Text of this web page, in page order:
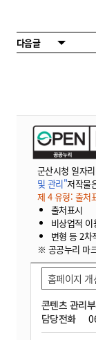
다음글
군산시청 일자
및 관리"저작물
제 4 유형: 출처
출처표시
비상업적
변형 등 2차
※ 공공누리 마
콘텐츠 관리
담당전화
홈페이지 개